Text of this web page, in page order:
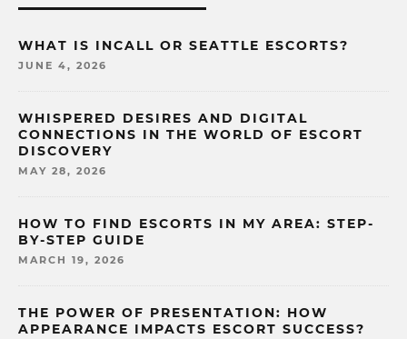
WHAT IS INCALL OR SEATTLE ESCORTS?
JUNE 4, 2026
WHISPERED DESIRES AND DIGITAL
CONNECTIONS IN THE WORLD OF ESCORT
DISCOVERY
MAY 28, 2026
HOW TO FIND ESCORTS IN MY AREA: STEP-
BY-STEP GUIDE
MARCH 19, 2026
THE POWER OF PRESENTATION: HOW
APPEARANCE IMPACTS ESCORT SUCCESS?